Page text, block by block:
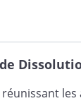
les
frappéles